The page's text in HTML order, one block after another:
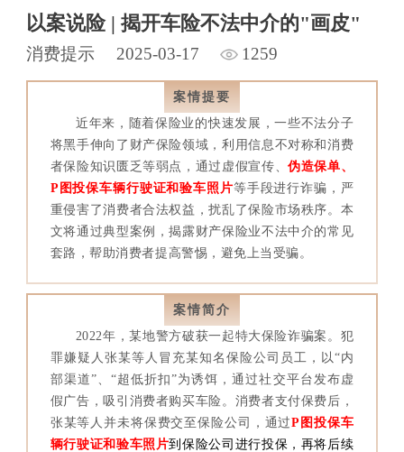
以案说险 | 揭开车险不法中介的"画皮"
消费提示 2025-03-17 1259
案情提要
近年来，随着保险业的快速发展，一些不法分子
将黑手伸向了财产保险领域，利用信息不对称和消费
者保险知识匮乏等弱点，通过虚假宣传、伪造保单、
P图投保车辆行驶证和验车照片等手段进行诈骗，严
重侵害了消费者合法权益，扰乱了保险市场秩序。本
文将通过典型案例，揭露财产保险业不法中介的常见
套路，帮助消费者提高警惕，避免上当受骗。
案情简介
2022年，某地警方破获一起特大保险诈骗案。犯
罪嫌疑人张某等人冒充某知名保险公司员工，以“内
部渠道”、“超低折扣”为诱饵，通过社交平台发布虚
假广告，吸引消费者购买车险。消费者支付保费后，
张某等 人并未将保费交至保险公司， 通过P图投保车
辆行驶证和验车照片到保险公司进行投保，再将后续